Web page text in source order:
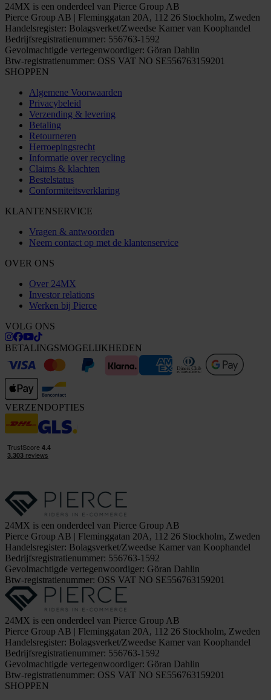
24MX is een onderdeel van Pierce Group AB
Pierce Group AB | Fleminggatan 20A, 112 26 Stockholm, Zweden
Handelsregister: Bolagsverket/Zweedse Kamer van Koophandel
Bedrijfsregistratienummer: 556763-1592
Gevolmachtigde vertegenwoordiger: Göran Dahlin
Btw-registratienummer: OSS VAT NO SE556763159201
SHOPPEN
Algemene Voorwaarden
Privacybeleid
Verzending & levering
Betaling
Retourneren
Herroepingsrecht
Informatie over recycling
Claims & klachten
Bestelstatus
Conformiteitsverklaring
KLANTENSERVICE
Vragen & antwoorden
Neem contact op met de klantenservice
OVER ONS
Over 24MX
Investor relations
Werken bij Pierce
VOLG ONS
BETALINGSMOGELIJKHEDEN
VERZENDOPTIES
24MX is een onderdeel van Pierce Group AB
Pierce Group AB | Fleminggatan 20A, 112 26 Stockholm, Zweden
Handelsregister: Bolagsverket/Zweedse Kamer van Koophandel
Bedrijfsregistratienummer: 556763-1592
Gevolmachtigde vertegenwoordiger: Göran Dahlin
Btw-registratienummer: OSS VAT NO SE556763159201
24MX is een onderdeel van Pierce Group AB
Pierce Group AB | Fleminggatan 20A, 112 26 Stockholm, Zweden
Handelsregister: Bolagsverket/Zweedse Kamer van Koophandel
Bedrijfsregistratienummer: 556763-1592
Gevolmachtigde vertegenwoordiger: Göran Dahlin
Btw-registratienummer: OSS VAT NO SE556763159201
SHOPPEN